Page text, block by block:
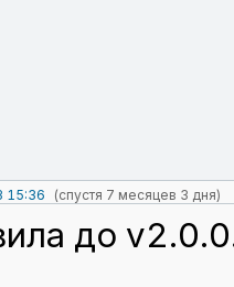
15:36 (спустя 7 месяцев 3 дня)
до